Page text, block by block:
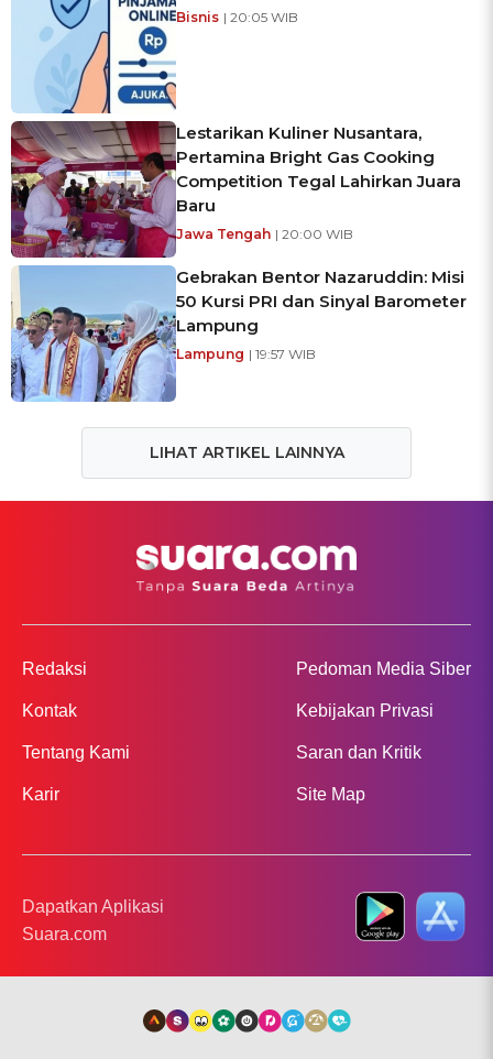
Bisnis | 20:05 WIB
Lestarikan Kuliner Nusantara,
Pertamina Bright Gas Cooking
Competition Tegal Lahirkan Juara
Baru
Jawa Tengah | 20:00 WIB
Gebrakan Bentor Nazaruddin: Misi
50 Kursi PRI dan Sinyal Barometer
Lampung
Lampung | 19:57 WIB
LIHAT ARTIKEL LAINNYA
Redaksi
Kontak
Tentang Kami
Karir
Pedoman Media Siber
Kebijakan Privasi
Saran dan Kritik
Site Map
Dapatkan Aplikasi
Suara.com